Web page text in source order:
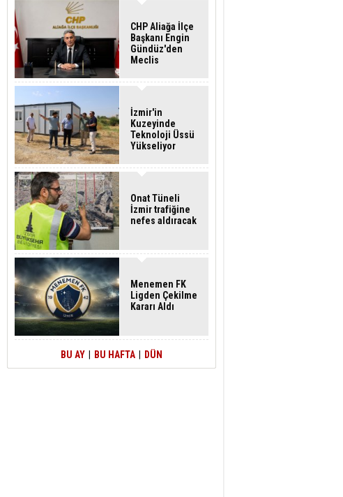
CHP Aliağa İlçe
Başkanı Engin
Gündüz'den
Meclis
Çağrısı
İzmir'in
Kuzeyinde
Teknoloji Üssü
Yükseliyor
Onat Tüneli
İzmir trafiğine
nefes aldıracak
Menemen FK
Ligden Çekilme
Kararı Aldı
BU AY BU HAFTA DÜN